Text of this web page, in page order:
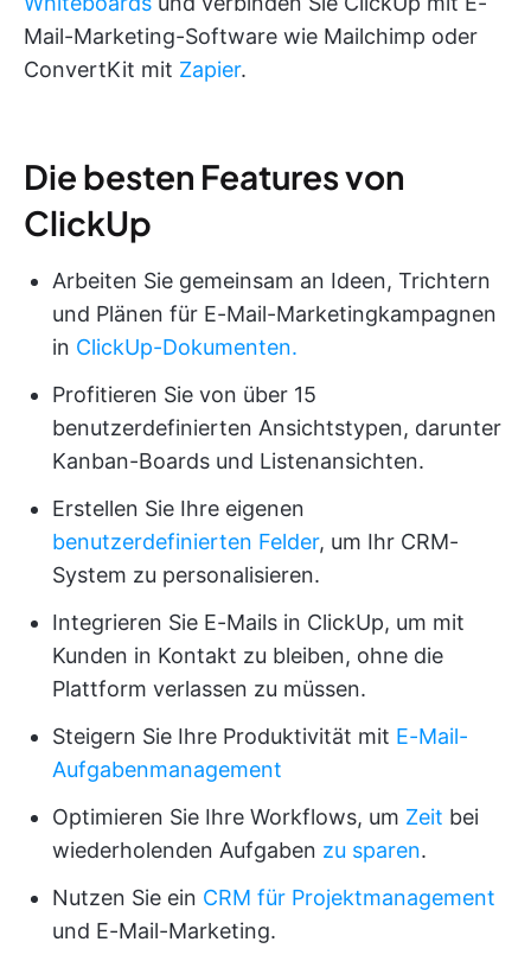
Mail-Marketing-Software wie Mailchimp oder
ConvertKit mit Zapier.
Die besten Features von
ClickUp
Arbeiten Sie gemeinsam an Ideen, Trichtern
und Plänen für E-Mail-Marketingkampagnen
in ClickUp-Dokumenten.
Profitieren Sie von über 15
benutzerdefinierten Ansichtstypen, darunter
Kanban-Boards und Listenansichten.
Erstellen Sie Ihre eigenen
benutzerdefinierten Felder, um Ihr CRM-
System zu personalisieren.
Integrieren Sie E-Mails in ClickUp, um mit
Kunden in Kontakt zu bleiben, ohne die
Plattform verlassen zu müssen.
Steigern Sie Ihre Produktivität mit E-Mail-
Aufgabenmanagement
Optimieren Sie Ihre Workflows, um Zeit bei
wiederholenden Aufgaben zu sparen.
Nutzen Sie ein CRM für Projektmanagement
und E-Mail-Marketing.